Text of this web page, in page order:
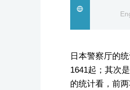
日本警察厅的
1641起；其次
的统计看，前